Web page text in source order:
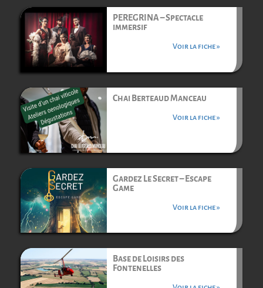
PEREGRINA – Spectacle
immersif
Voir la fiche »
Chai Berteaud Manceau
Voir la fiche »
Gardez Le Secret – Escape
Game
Voir la fiche »
Base de Loisirs des
Fontenelles